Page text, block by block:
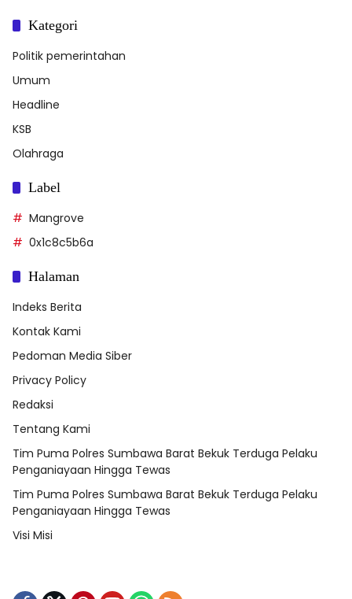
Kategori
Politik pemerintahan
Umum
Headline
KSB
Olahraga
Label
Mangrove
0x1c8c5b6a
Halaman
Indeks Berita
Kontak Kami
Pedoman Media Siber
Privacy Policy
Redaksi
Tentang Kami
Tim Puma Polres Sumbawa Barat Bekuk Terduga Pelaku
Penganiayaan Hingga Tewas
Tim Puma Polres Sumbawa Barat Bekuk Terduga Pelaku
Penganiayaan Hingga Tewas
Visi Misi